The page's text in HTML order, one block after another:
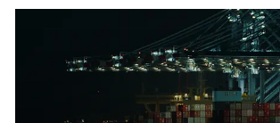
DSV zich aan door van plan te zijn om
van ons doel om meer dan 2.000
tijdens het transport aanzienlijk te
ons partnerschap met Volvo de